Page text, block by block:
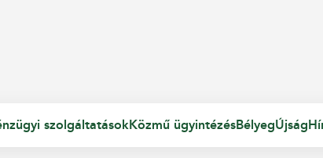
szolgáltatásokKözmű ügyintézésBélyegÚjság